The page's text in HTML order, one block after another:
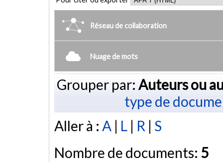
Réseau de collaboration
Nuage de mots
Grouper par: Auteurs ou
type de
Aller à : A | L | R | S
Nombre de documents: 5